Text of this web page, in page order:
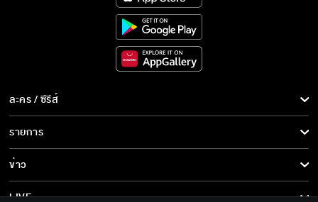
ละคร / ซีรีส์
ละคร/ซีรีส์
ซีรีส์นานาชาติ
การ์ตูน & เกม
รายการ
รายการทั้งหมด
ข่าว
ข่าวทั้งหมด
LIVE